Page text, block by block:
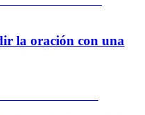
la oración con una